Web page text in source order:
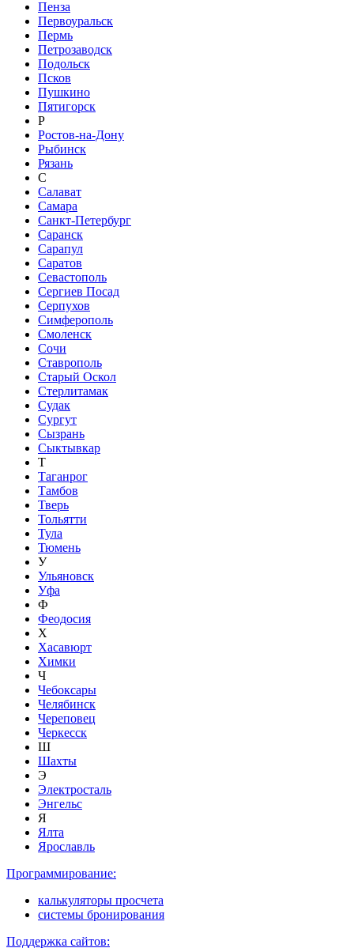
Пенза
Первоуральск
Пермь
Петрозаводск
Подольск
Псков
Пушкино
Пятигорск
Р
Ростов-на-Дону
Рыбинск
Рязань
С
Салават
Самара
Санкт-Петербург
Саранск
Сарапул
Саратов
Севастополь
Сергиев Посад
Серпухов
Симферополь
Смоленск
Сочи
Ставрополь
Старый Оскол
Стерлитамак
Судак
Сургут
Сызрань
Сыктывкар
Т
Таганрог
Тамбов
Тверь
Тольятти
Тула
Тюмень
У
Ульяновск
Уфа
Ф
Феодосия
Х
Хасавюрт
Химки
Ч
Чебоксары
Челябинск
Череповец
Черкесск
Ш
Шахты
Э
Электросталь
Энгельс
Я
Ялта
Ярославль
Программирование:
калькуляторы просчета
системы бронирования
Поддержка сайтов: